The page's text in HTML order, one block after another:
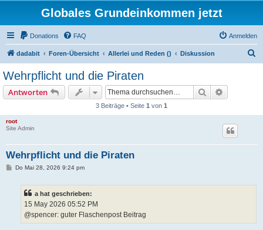
Globales Grundeinkommen jetzt
Donations FAQ Anmelden
dadabit Foren-Übersicht Allerlei und Reden () Diskussion
Wehrpflicht und die Piraten
Antworten Suche
3 Beiträge • Seite 1 von 1
root
Site Admin
Wehrpflicht und die Piraten
BDo Mai 28, 2026 9:24 pm
a hat geschrieben:
15 May 2026 05:52 PM
@spencer: guter Flaschenpost Beitrag